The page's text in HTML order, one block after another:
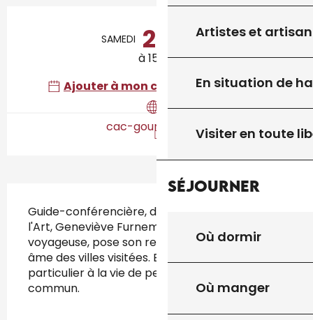
Artistes et
En situation de
Visiter en toute
Séjourner
Où dormir
Où manger
SAMEDI 26 SEPTEMBRE
à 15:00
Ajouter à mon calendrier Google
cac-gourdon.com
Guide-conférencière, diplômée en histoire de
l'Art, Geneviève Furnemont, grande
voyageuse, pose son regard sur le patrimoine,
âme des villes visitées. Elle porte un intérêt
particulier à la vie de personnages hors du
commun.